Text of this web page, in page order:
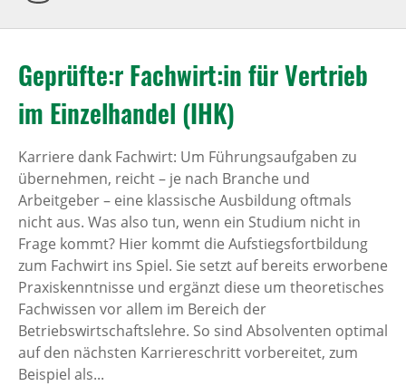
Geprüfte:r Fachwirt:in für Vertrieb
im Einzelhandel (IHK)
Karriere dank Fachwirt: Um Führungsaufgaben zu
übernehmen, reicht – je nach Branche und
Arbeitgeber – eine klassische Ausbildung oftmals
nicht aus. Was also tun, wenn ein Studium nicht in
Frage kommt? Hier kommt die Aufstiegsfortbildung
zum Fachwirt ins Spiel. Sie setzt auf bereits erworbene
Praxiskenntnisse und ergänzt diese um theoretisches
Fachwissen vor allem im Bereich der
Betriebswirtschaftslehre. So sind Absolventen optimal
auf den nächsten Karriereschritt vorbereitet, zum
Beispiel als...